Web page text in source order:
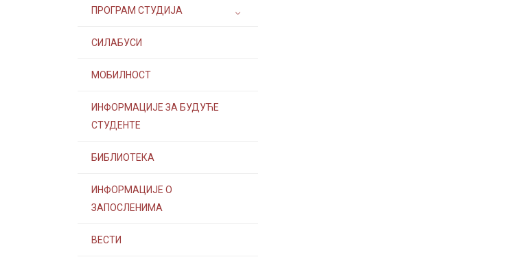
ПРОГРАМ СТУДИЈА
СИЛАБУСИ
МОБИЛНОСТ
ИНФОРМАЦИЈЕ ЗА БУДУЋЕ
СТУДЕНТЕ
БИБЛИОТЕКА
ИНФОРМАЦИЈЕ О
ЗАПОСЛЕНИМА
ВЕСТИ